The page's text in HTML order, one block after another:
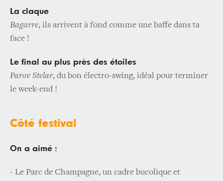
La claque
Bagarre, ils arrivent à fond comme une baffe dans ta
face !
Le final au plus près des étoiles
Parov Stelar, du bon électro-swing, idéal pour terminer
le week-end !
Côté festival
On a aimé :
- Le Parc de Champagne, un cadre bucolique et